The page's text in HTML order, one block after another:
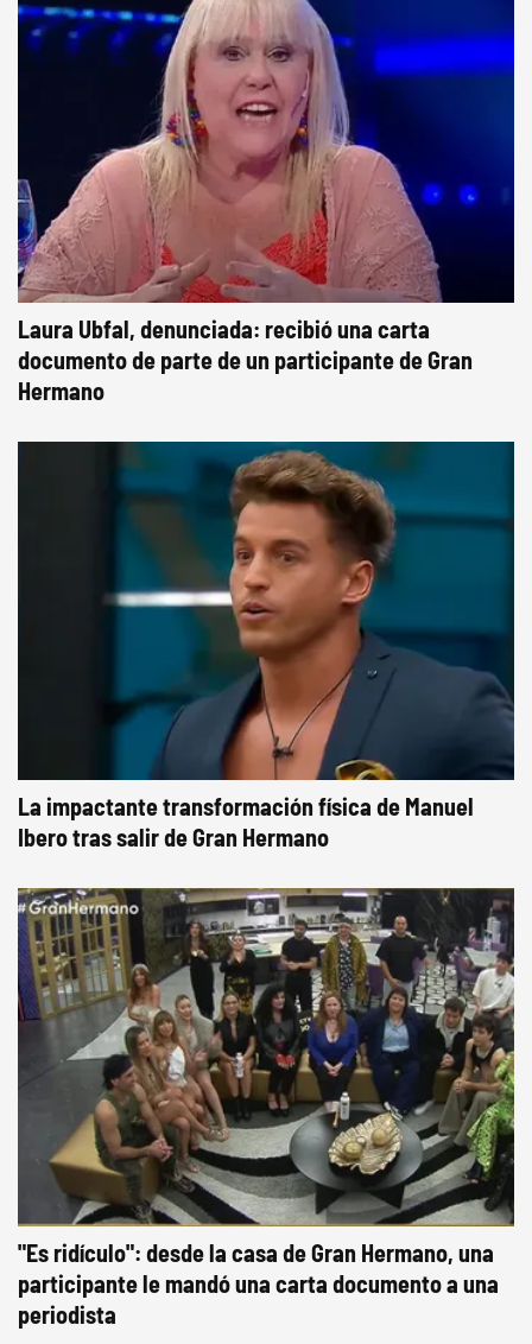
Laura Ubfal, denunciada: recibió una carta
documento de parte de un participante de Gran
Hermano
La impactante transformación física de Manuel
Ibero tras salir de Gran Hermano
"Es ridículo": desde la casa de Gran Hermano, una
participante le mandó una carta documento a una
periodista